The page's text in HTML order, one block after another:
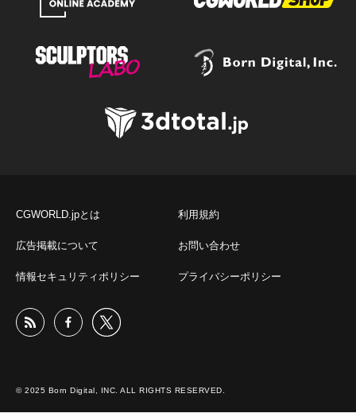
CGWORLD.jpとは 利用規約
広告掲載について お問い合わせ
情報セキュリティポリシー プライバシーポリシー
© 2025 Born Digital, INC. ALL RIGHTS RESERVED.